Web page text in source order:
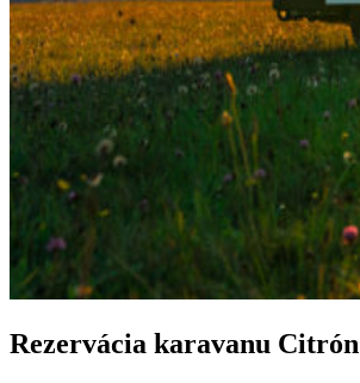
Rezervácia karavanu Citrón